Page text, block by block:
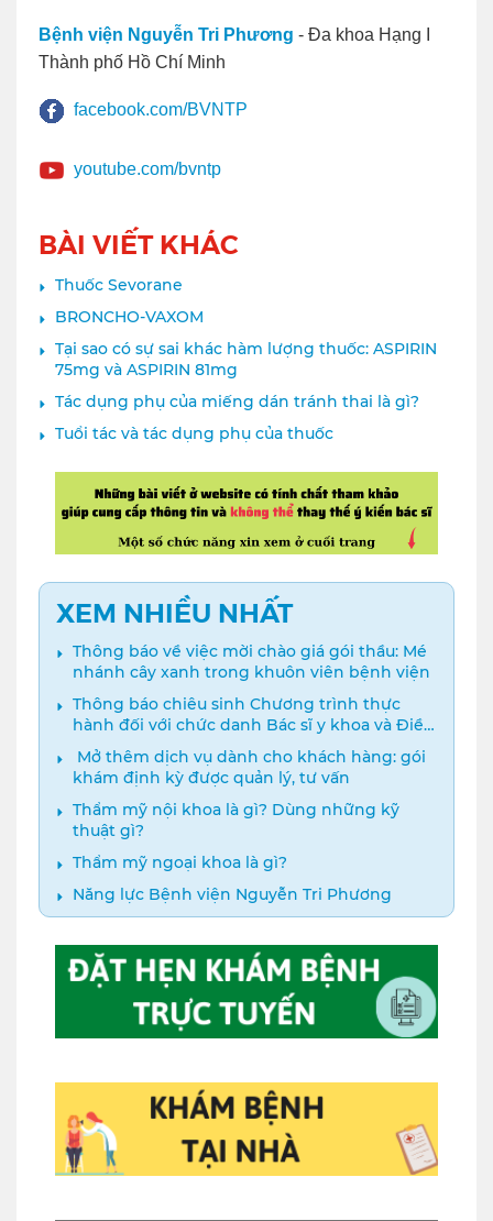
Bệnh viện Nguyễn Tri Phương - Đa khoa Hạng I
Thành phố Hồ Chí Minh
facebook.com/BVNTP
youtube.com/bvntp
BÀI VIẾT KHÁC
Thuốc Sevorane
BRONCHO-VAXOM
Tại sao có sự sai khác hàm lượng thuốc: ASPIRIN
75mg và ASPIRIN 81mg
Tác dụng phụ của miếng dán tránh thai là gì?
Tuổi tác và tác dụng phụ của thuốc
XEM NHIỀU NHẤT
Thông báo về việc mời chào giá gói thầu: Mé
nhánh cây xanh trong khuôn viên bệnh viện
Thông báo chiêu sinh Chương trình thực
hành đối với chức danh Bác sĩ y khoa và Điều
dưỡng năm 2024
️ Mở thêm dịch vụ dành cho khách hàng: gói
khám định kỳ được quản lý, tư vấn
Thẩm mỹ nội khoa là gì? Dùng những kỹ
thuật gì?
Thẩm mỹ ngoại khoa là gì?
Năng lực Bệnh viện Nguyễn Tri Phương